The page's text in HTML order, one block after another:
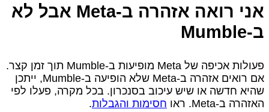
אני רואה אזהרה ב‑Meta אבל לא
ב‑Mumble
פעולות אכיפה של Meta מופיעות ב‑Mumble תוך זמן קצר.
אם רואים אזהרה ב‑Meta שלא הופיעה ב‑Mumble, ייתכן
שהיא חדשה או שיש עיכוב בסנכרון. בכל מקרה, פעלו לפי
האזהרה ב‑Meta. ראו
חסימות והגבלות.